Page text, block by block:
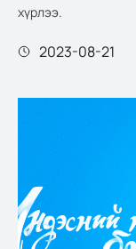
хүрлээ.
2023-08-21